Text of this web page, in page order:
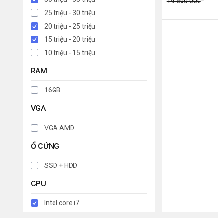
25 triệu - 30 triệu
20 triệu - 25 triệu
15 triệu - 20 triệu
10 triệu - 15 triệu
RAM
16GB
VGA
VGA AMD
Ổ CỨNG
SSD + HDD
CPU
Intel core i7